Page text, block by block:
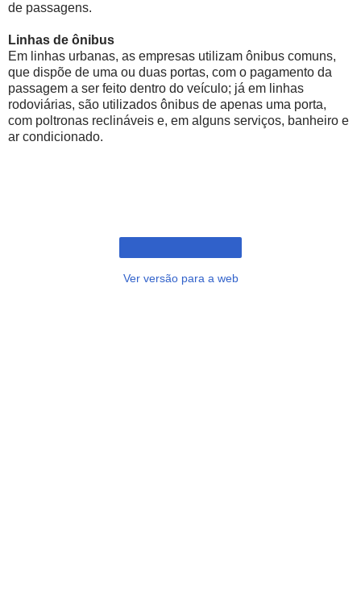
de passagens.
Linhas de ônibus
Em linhas urbanas, as empresas utilizam ônibus comuns,
que dispõe de uma ou duas portas, com o pagamento da
passagem a ser feito dentro do veículo; já em linhas
rodoviárias, são utilizados ônibus de apenas uma porta,
com poltronas reclináveis e, em alguns serviços, banheiro e
ar condicionado.
Ver versão para a web